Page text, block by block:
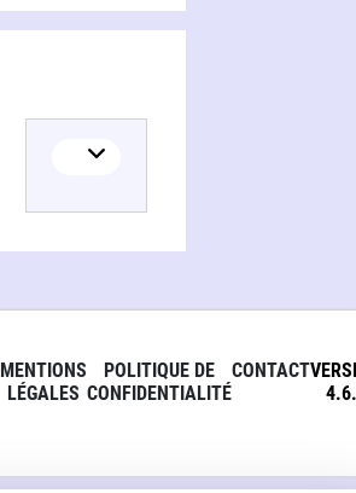
MENTIONS
LÉGALES
POLITIQUE DE
CONFIDENTIALITÉ
CONTACT